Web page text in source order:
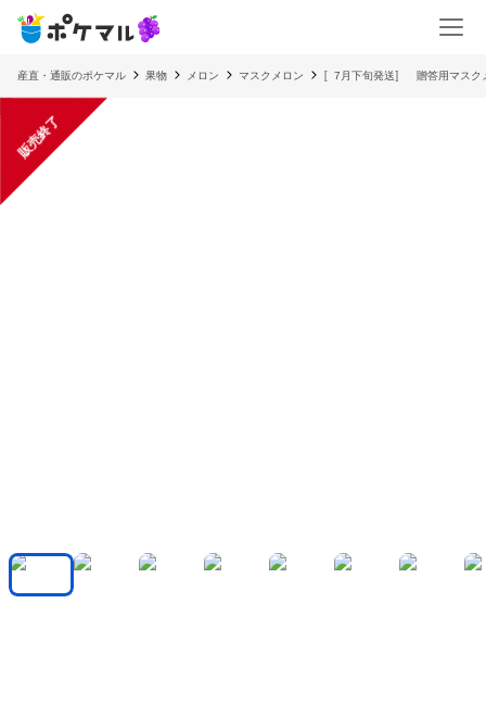
産直・通販のポケマル 果物 メロン マスクメロン 〚7月下旬発送〛 贈答用マス
販売終了